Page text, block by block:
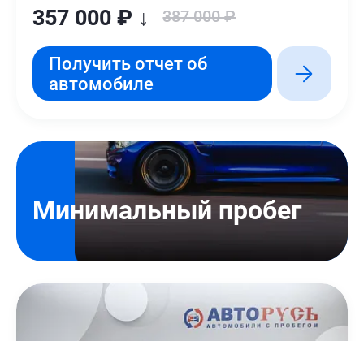
357 000 ₽ ↓ 387 000 ₽
Получить отчет об
автомобиле
Минимальный пробег